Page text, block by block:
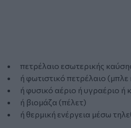
πετρέλαιο εσωτερικής
ή φωτιστικό πετρέλαιο (μπλε
ή φυσικό αέριο ή υγραέριο ή
ή βιομάζα (πέλετ)
ή θερμική ενέργεια μέσω